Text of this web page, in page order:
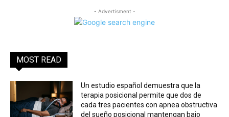
- Advertisment -
MOST READ
Un estudio español demuestra que la
terapia posicional permite que dos de
cada tres pacientes con apnea obstructiva
del sueño posicional mantengan bajo